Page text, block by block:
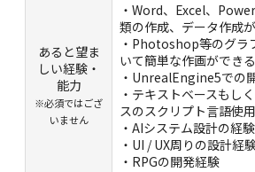
あると望ま
しい経験・
能力
※必須ではござ
いません
・Word、Excel、
類の作成、データ作成
・Photoshop等のグラ
いて簡単な作画ができる
・UnrealEngine5での
・テキストベースもし
スのスクリプト言語使
・AIシステム設計の経験
・UI / UX周りの設計経
・RPGの開発経験